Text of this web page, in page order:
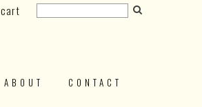
ABOUT CONTACT
cart